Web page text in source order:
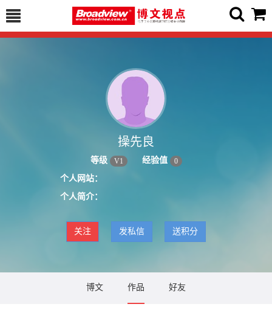
操先良
等级 V1 经验值 0
个人网站：
个人简介：
关注 发私信 送积分
博文 作品 好友